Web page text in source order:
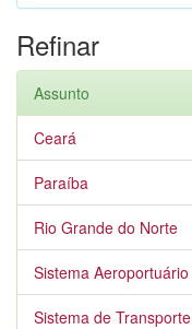
Refinar
Assunto
Ceará
Paraíba
Rio Grande do Norte
Sistema Aeroportuário
Sistema de Transporte